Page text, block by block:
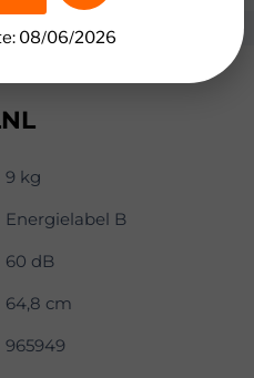
9 kg
Energielabel B
60 dB
64,8 cm
965949
08/06/2026